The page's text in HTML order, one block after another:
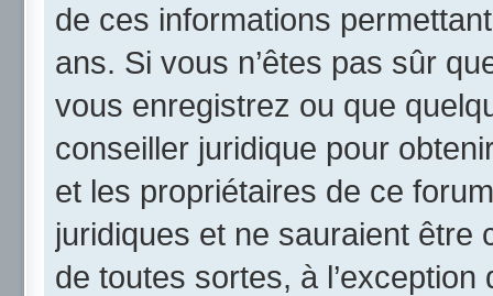
de ces informations
ans. Si vous n’êtes pas sûr
vous enregistrez ou que
conseiller juridique pour
et les propriétaires de ce
juridiques et ne sauraient être
de toutes sortes, à